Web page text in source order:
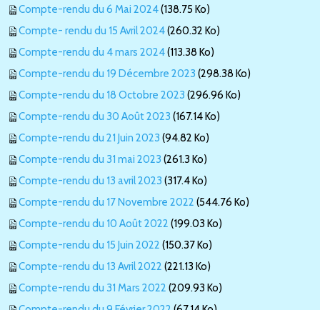
Compte-rendu du 6 Mai 2024(138.75 Ko)
Compte- rendu du 15 Avril 2024(260.32 Ko)
Compte-rendu du 4 mars 2024(113.38 Ko)
Compte-rendu du 19 Décembre 2023 (298.38 Ko)
Compte-rendu du 18 Octobre 2023 (296.96 Ko)
Compte-rendu du 30 Août 2023 (167.14 Ko)
Compte-rendu du 21 Juin 2023 (94.82 Ko)
Compte-rendu du 31 mai 2023 (261.3 Ko)
Compte-rendu du 13 avril 2023 (317.4 Ko)
Compte-rendu du 17 Novembre 2022 (544.76 Ko)
Compte-rendu du 10 Août 2022 (199.03 Ko)
Compte-rendu du 15 Juin 2022 (150.37 Ko)
Compte-rendu du 13 Avril 2022 (221.13 Ko)
Compte-rendu du 31 Mars 2022 (209.93 Ko)